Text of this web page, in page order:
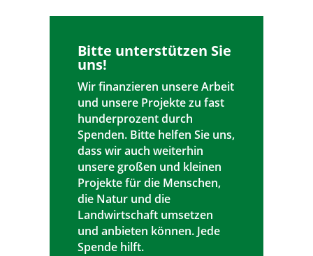
Bitte unterstützen Sie
uns!
Wir finanzieren unsere Arbeit
und unsere Projekte zu fast
hunderprozent durch
Spenden. Bitte helfen Sie uns,
dass wir auch weiterhin
unsere großen und kleinen
Projekte für die Menschen,
die Natur und die
Landwirtschaft umsetzen
und anbieten können. Jede
Spende hilft.